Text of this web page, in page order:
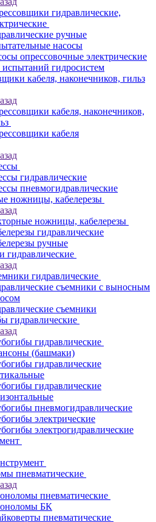
гидравлические,
ручные
насосы
опрессовочные электрические
испытаний гидросистем
кабеля, наконечников, гильз
кабеля, наконечников,
кабеля
гидравлические
пневмогидравлические
ножницы, кабелерезы
ножницы, кабелерезы
гидравлические
ручные
гидравлические
гидравлические
cъемники с выносным
съемники
гидравлические
гидравлические
(башмаки)
гидравлические
гидравлические
пневмогидравлические
электрические
электрогидравлические
пневматические
пневматические
БК
пневматические